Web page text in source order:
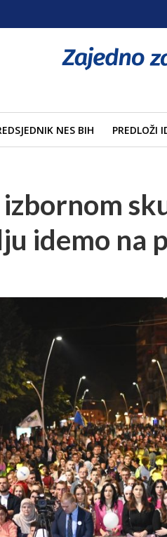
NES BIH PREDLOŽI
idemo na